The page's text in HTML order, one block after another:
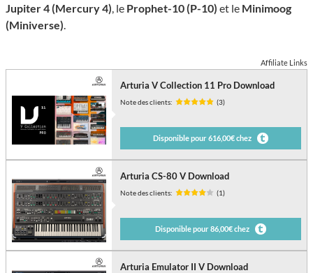
Jupiter 4 (Mercury 4), le Prophet-10 (P-10) et le Minimoog
(Miniverse).
Affiliate Links
Arturia V Collection 11 Pro Download
Note des clients: (3)
Disponible pour 616,00€ chez
Arturia CS-80 V Download
Note des clients: (1)
Disponible pour 86,00€ chez
Arturia Emulator II V Download